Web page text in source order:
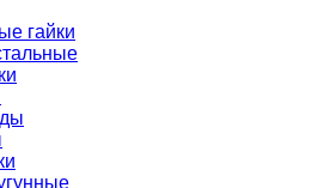
гайки